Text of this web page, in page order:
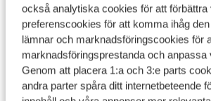
också analytiska cookies för att förbättra
preferenscookies för att komma ihåg
lämnar och marknadsföringscookies för
marknadsföringsprestanda och anpassa
Genom att placera 1:a och 3:e parts
andra parter spåra ditt internetbeteende
I området
Avstånd till pist ca 700 m
Avstånd till skidlift ca 700 m